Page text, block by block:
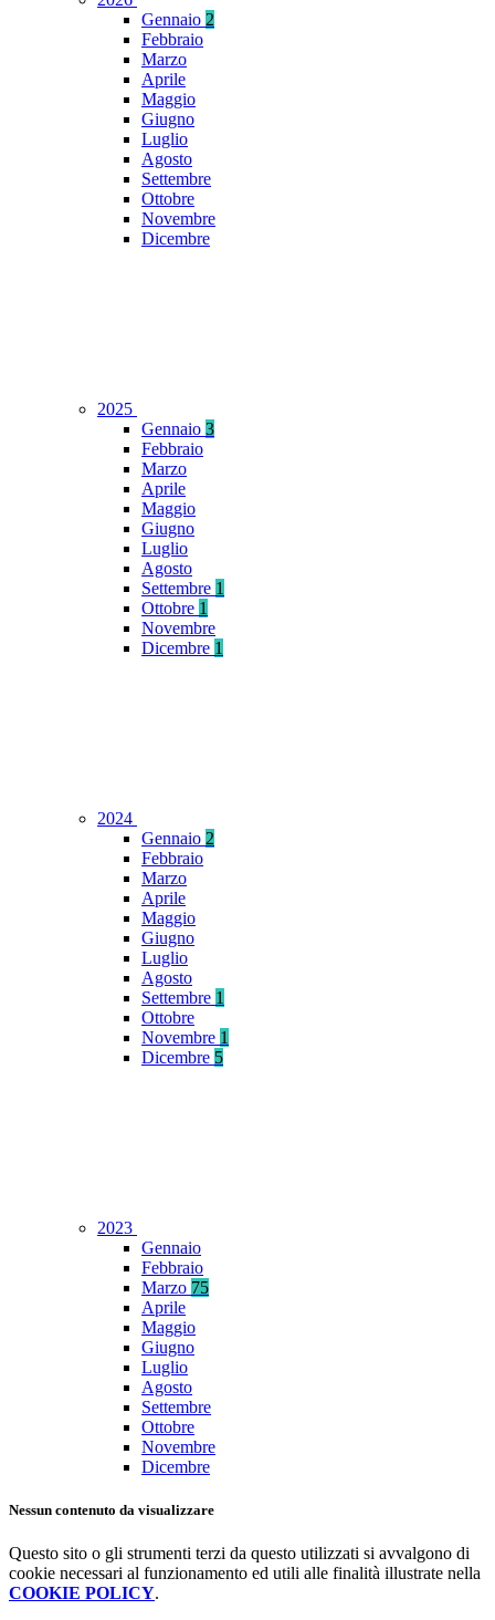
Gennaio 2
Febbraio
Marzo
Aprile
Maggio
Giugno
Luglio
Agosto
Settembre
Ottobre
Novembre
Dicembre
2025
Gennaio 3
Febbraio
Marzo
Aprile
Maggio
Giugno
Luglio
Agosto
Settembre 1
Ottobre 1
Novembre
Dicembre 1
2024
Gennaio 2
Febbraio
Marzo
Aprile
Maggio
Giugno
Luglio
Agosto
Settembre 1
Ottobre
Novembre 1
Dicembre 5
2023
Gennaio
Febbraio
Marzo 75
Aprile
Maggio
Giugno
Luglio
Agosto
Settembre
Ottobre
Novembre
Dicembre
Nessun contenuto da visualizzare
Questo sito o gli strumenti terzi da questo utilizzati si avvalgono di
cookie necessari al funzionamento ed utili alle finalità illustrate nella
COOKIE POLICY.